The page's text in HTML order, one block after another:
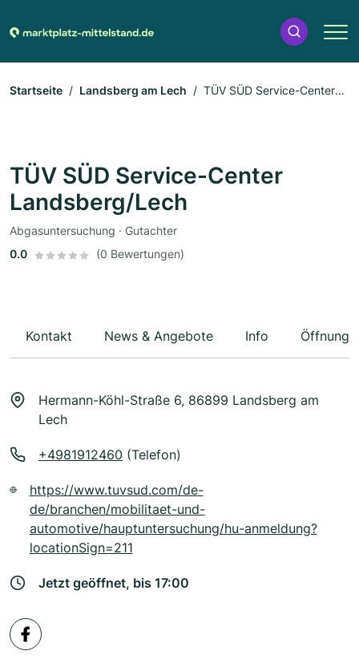
Startseite Landsberg am Lech
TÜV SÜD Service-Center
TÜV SÜD Service-Center
Landsberg/Lech
Abgasuntersuchung · Gutachter
0.0
(0 Bewertungen)
Kontakt News & Angebote Info
Hermann-Köhl-Straße 6, 86899 Landsberg am
Lech
+4981912460 (Telefon)
https://www.tuvsud.com/de-
de/branchen/mobilitaet-und-
automotive/hauptuntersuchung/hu-anmeldung?
locationSign=211
Jetzt geöffnet, bis 17:00